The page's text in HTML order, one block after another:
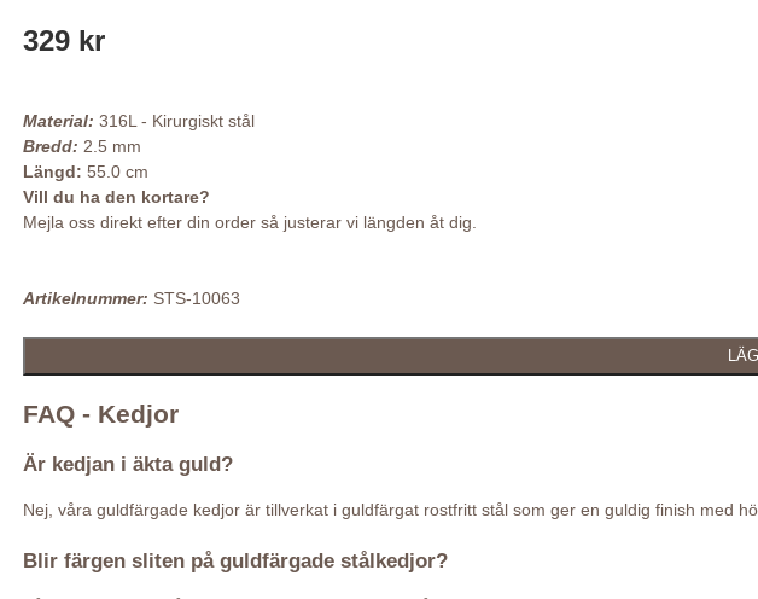
329 kr
Material: 316L - Kirurgiskt stål
Bredd: 2.5 mm
Längd: 55.0 cm
Vill du ha den kortare?
Mejla oss direkt efter din order så justerar vi längden åt dig.
Artikelnummer: STS-10063
FAQ - Kedjor
Är kedjan i äkta guld?
Nej, våra guldfärgade kedjor är tillverkat i guldfärgat rostfritt stål som ger en guldig finish med
Blir färgen sliten på guldfärgade stålkedjor?